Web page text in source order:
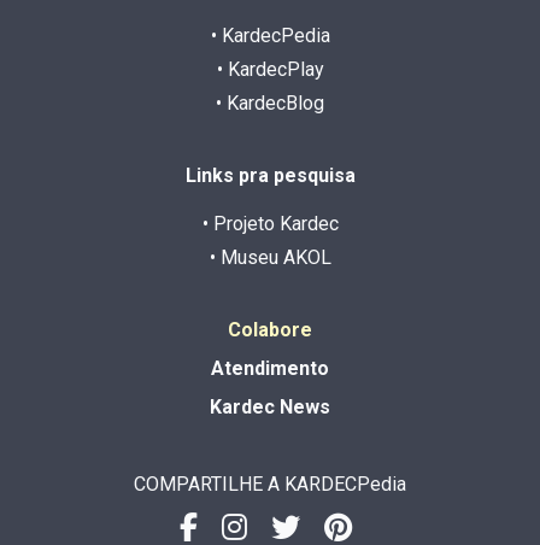
• KardecPedia
• KardecPlay
• KardecBlog
Links pra pesquisa
• Projeto Kardec
• Museu AKOL
Colabore
Atendimento
Kardec News
COMPARTILHE A KARDECPedia